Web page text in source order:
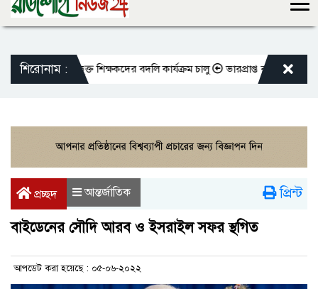
শিরোনাম :
এমপিওভুক্ত শিক্ষকদের বদলি কার্যক্রম চালু ভারপ্রাপ্ত রাষ্ট্রপতিকে
প্রচ্ছদ আন্তর্জাতিক প্রিন্ট
বাইডেনের সৌদি আরব ও ইসরাইল সফর স্থগিত
আপডেট করা হয়েছে : ০৫-০৬-২০২২